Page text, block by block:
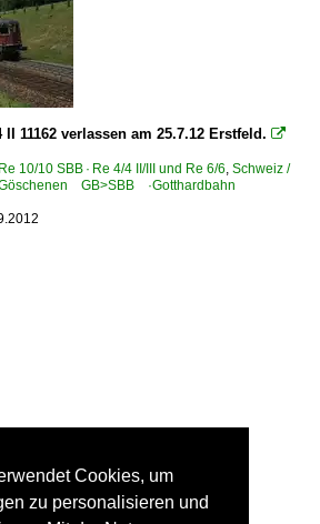
II 11162 verlassen am 25.7.12 Erstfeld. 
10/10 SBB · Re 4/4 II/III und Re 6/6, Schweiz /
GB>SBB ·Gotthardbahn
Cookies, um
zu personalisieren und